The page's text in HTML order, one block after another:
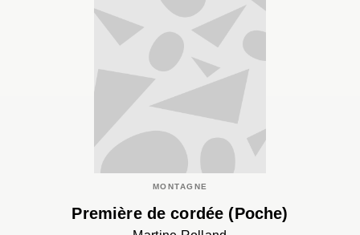
MONTAGNE
Première de cordée (Poche)